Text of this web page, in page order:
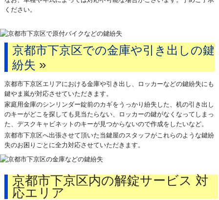
ください。
京都市下京区での金庫や引き出しの鍵
紛失 »
京都市下京区エリアにおける金庫や引き出し、ロッカーなどの鍵紛失にも
鍵やま嵐が対応させていただきます。
家庭用金庫のシンリンダー錠前のカギをうっかり紛失した、机の引き出し
のキーがどこを探しても見当たらない、ロッカーの鍵がなくなってしまっ
た、デスクキャビネットのキーが見つからないので作成をしたいなど。
京都市下京区へ出張させて頂いた当鍵屋のスタッフがこれらのような鍵紛
失のお困りごとに全力対応させていただきます。
京都市下京区内の解錠サービス 対
応エリア